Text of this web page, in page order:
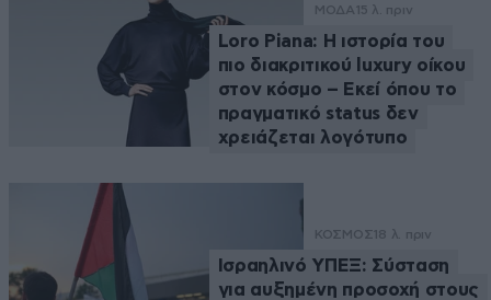
ΜΟΔΑ 15 λ. πριν
Loro Piana: Η ιστορία του
πιο διακριτικού luxury οίκου
στον κόσμο – Εκεί όπου το
πραγματικό status δεν
χρειάζεται λογότυπο
ΚΟΣΜΟΣ 18 λ. πριν
Ισραηλινό ΥΠΕΞ: Σύσταση
για αυξημένη προσοχή στους